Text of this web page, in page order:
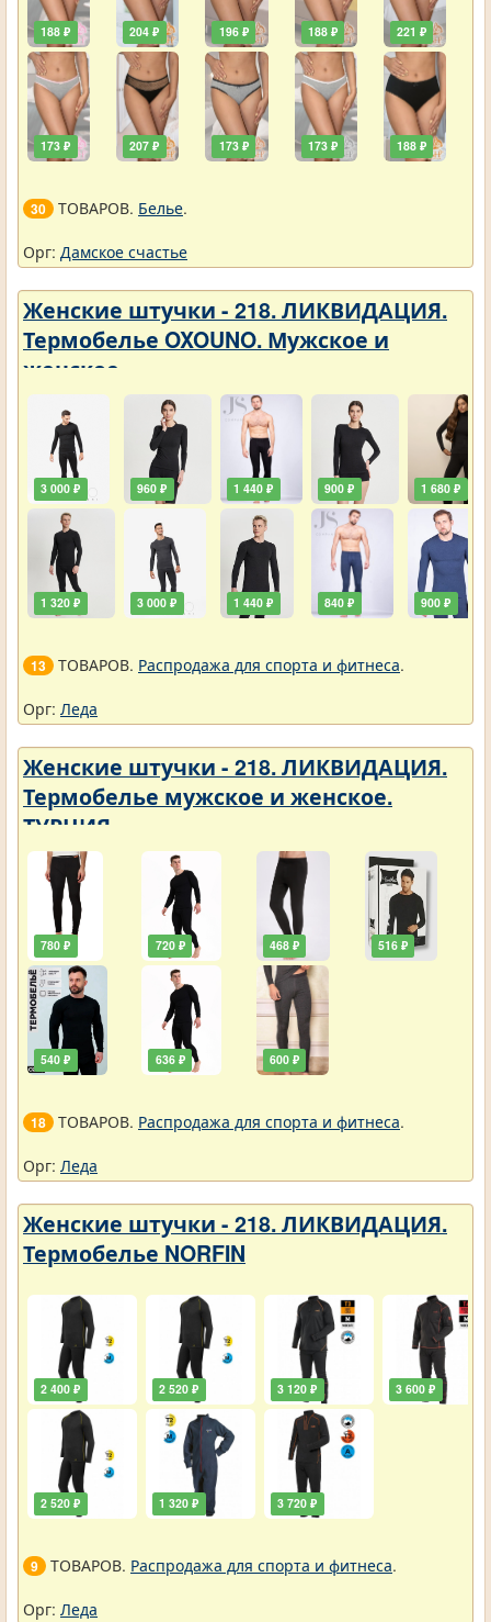
188 ₽
173 ₽
204 ₽
207 ₽
196 ₽
173 ₽
188 ₽
173 ₽
221 ₽
188 ₽
30 ТОВАРОВ. Белье.
Орг: Дамское счастье
Женские штучки - 218. ЛИКВИДАЦИЯ.
Термобелье OXOUNO. Мужское и
женское
3 000 ₽
1 320 ₽
960 ₽
3 000 ₽
1 440 ₽
1 440 ₽
900 ₽
840 ₽
1 680 ₽
900 ₽
13 ТОВАРОВ. Распродажа для спорта и фитнеса.
Орг: Леда
Женские штучки - 218. ЛИКВИДАЦИЯ.
Термобелье мужское и женское.
ТУРЦИЯ
780 ₽
540 ₽
720 ₽
636 ₽
468 ₽
600 ₽
516 ₽
18 ТОВАРОВ. Распродажа для спорта и фитнеса.
Орг: Леда
Женские штучки - 218. ЛИКВИДАЦИЯ.
Термобелье NORFIN
2 400 ₽
2 520 ₽
2 520 ₽
1 320 ₽
3 120 ₽
3 720 ₽
3 600 ₽
9 ТОВАРОВ. Распродажа для спорта и фитнеса.
Орг: Леда